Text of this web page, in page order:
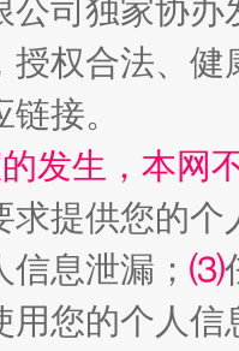
从幼
公司独家协
授权合法、
接。
发生，本网
求提供您的个
息泄漏； ⑶
用您的个人